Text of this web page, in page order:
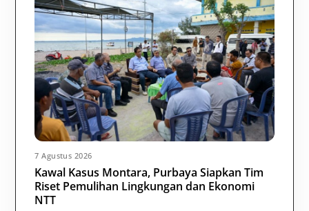
7 Agustus 2026
Kawal Kasus Montara, Purbaya Siapkan Tim
Riset Pemulihan Lingkungan dan Ekonomi
NTT